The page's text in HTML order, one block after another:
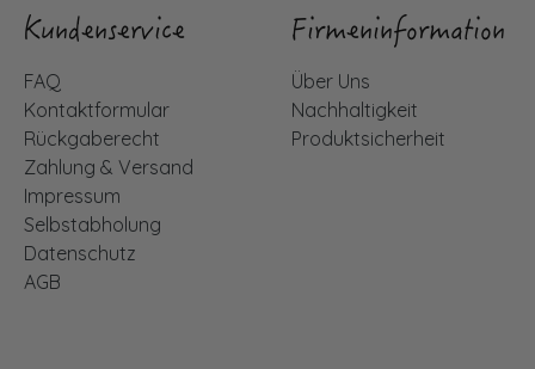
Kundenservice
FAQ
Kontaktformular
Rückgaberecht
Zahlung & Versand
Impressum
Selbstabholung
Datenschutz
AGB
Firmeninformation
Über Uns
Nachhaltigkeit
Produktsicherheit